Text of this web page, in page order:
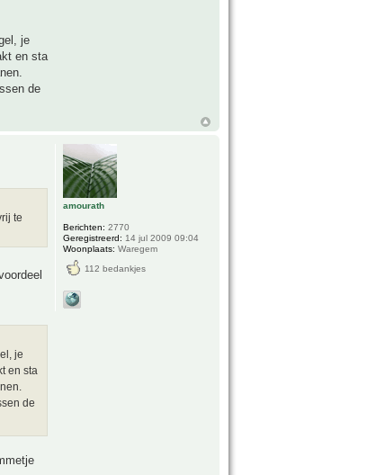
je
en sta
de
te
je
en sta
de
amourath
Berichten: 2770
Geregistreerd: 14 jul 2009 09:04
Woonplaats: Waregem
112 bedankjes